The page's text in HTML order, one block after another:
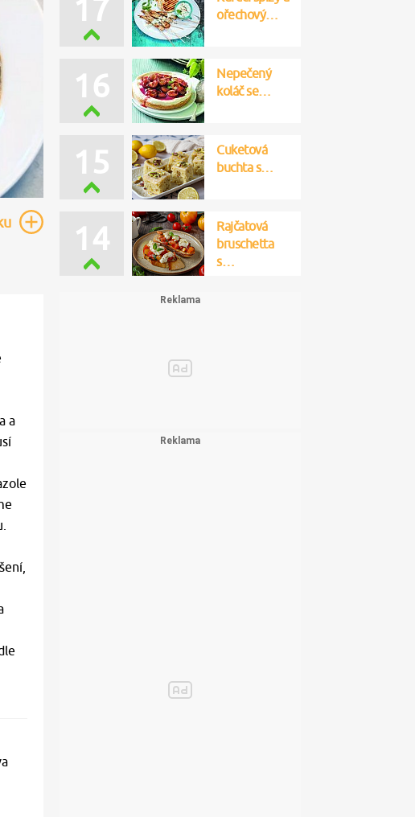
a
16
Nepečený
koláč se…
17
ořechový…
15
Cuketová
buchta s…
14
Rajčatová
bruschetta
s…